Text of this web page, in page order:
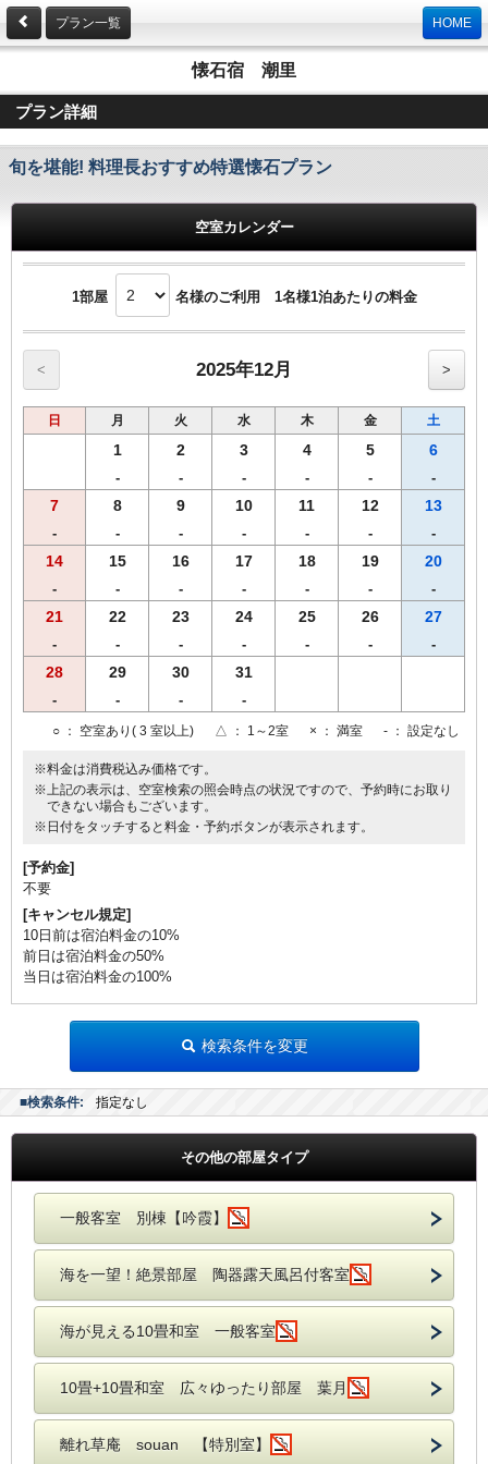
プラン一覧 HOME
懐石宿 潮里
プラン詳細
旬を堪能! 料理長おすすめ特選懐石プラン
空室カレンダー
1部屋 名様のご利用 1名様1泊あたりの料金
< 2025年12月 >
日 月 火 水 木 金 土
1
-
2
-
3
-
4
-
5
-
6
-
7
-
8
-
9
-
10
-
11
-
12
-
13
-
14
-
15
-
16
-
17
-
18
-
19
-
20
-
21
-
22
-
23
-
24
-
25
-
26
-
27
-
28
-
29
-
30
-
31
-
○ ： 空室あり( 3 室以上) △ ： 1～2室 × ： 満室 - ： 設定なし
※料金は消費税込み価格です。
※上記の表示は、空室検索の照会時点の状況ですので、予約時にお取り
できない場合もございます。
※日付をタッチすると料金・予約ボタンが表示されます。
[予約金]
不要
[キャンセル規定]
10日前は宿泊料金の10%
前日は宿泊料金の50%
当日は宿泊料金の100%
検索条件を変更
■検索条件: 指定なし
その他の部屋タイプ
一般客室 別棟【吟霞】
海を一望！絶景部屋 陶器露天風呂付客室
海が見える10畳和室 一般客室
10畳+10畳和室 広々ゆったり部屋 葉月
離れ草庵 souan 【特別室】